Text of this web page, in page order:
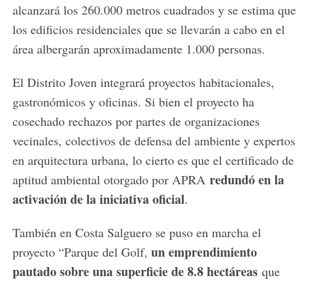
alcanzará los 260.000 metros cuadrados y se estima que
los edificios residenciales que se llevarán a cabo en el
área albergarán aproximadamente 1.000 personas.
El Distrito Joven integrará proyectos habitacionales,
gastronómicos y oficinas. Si bien el proyecto ha
cosechado rechazos por partes de organizaciones
vecinales, colectivos de defensa del ambiente y expertos
en arquitectura urbana, lo cierto es que el certificado de
aptitud ambiental otorgado por APRA redundó en la
activación de la iniciativa oficial.
También en Costa Salguero se puso en marcha el
proyecto “Parque del Golf, un emprendimiento
pautado sobre una superficie de 8.8 hectáreasque